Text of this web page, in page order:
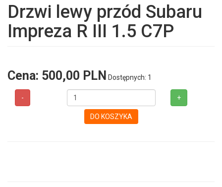
Drzwi lewy przód Subaru
Impreza R III 1.5 C7P
Cena: 500,00 PLN Dostępnych: 1
- +
DO KOSZYKA